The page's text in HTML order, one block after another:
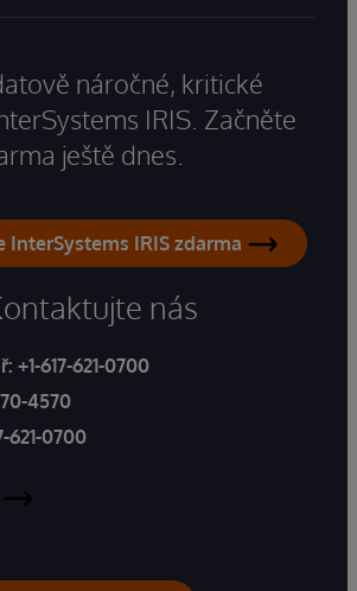
náročné, kritické
IRIS. Začněte
ještě dnes.
InterSystems IRIS zdarma
nás
+1-617-621-0700
4570
621-0700